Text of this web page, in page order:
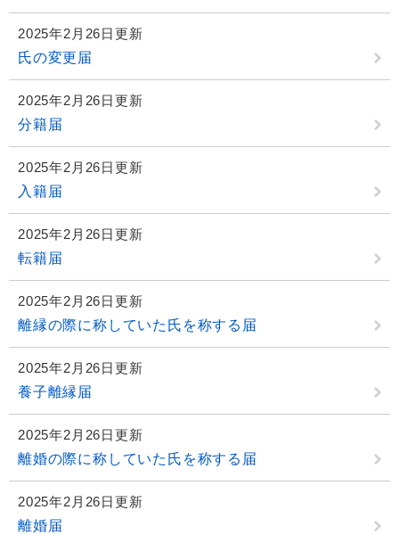
2025年2月26日更新
氏の変更届
2025年2月26日更新
分籍届
2025年2月26日更新
入籍届
2025年2月26日更新
転籍届
2025年2月26日更新
離縁の際に称していた氏を称する届
2025年2月26日更新
養子離縁届
2025年2月26日更新
離婚の際に称していた氏を称する届
2025年2月26日更新
離婚届